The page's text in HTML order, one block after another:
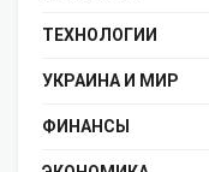
ТЕХНОЛОГИИ
УКРАИНА И МИР
ФИНАНСЫ